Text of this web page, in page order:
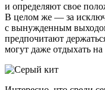
и определяют свое
В целом же — за
с вынужденным
предпочитают
могут даже отдыхать на